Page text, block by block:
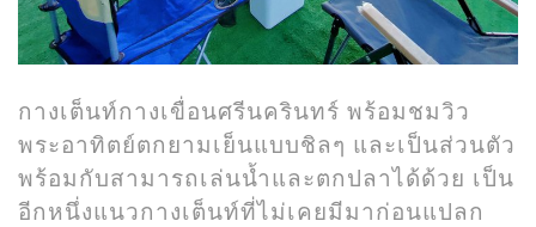
กางเต็นท์กางเขื่อนศรีนครินทร์ พร้อมชมวิว
พระอาทิตย์ตกยามเย็นแบบชิลๆ และเป็นส่วนตัว
พร้อมกับสามารถเล่นน้ำและตกปลาได้ด้วย เป็น
อีกหนึ่งแนวกางเต็นท์ที่ไม่เคยมีมาก่อนแปลก